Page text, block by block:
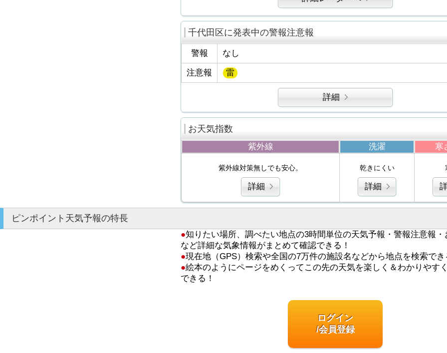
千代田区に発表中の警報注意報
警報 なし
注意報 雷
詳細
お天気指数
紫外線 洗濯 寒
紫外線対策無しでも安心。
詳細
乾きにくい
詳細
ピンポイント天気予報の特長
●知りたい場所、調べたい地点の3時間単位の天気予報・警報注意報・
など詳細な気象情報がまとめて確認できる！
●現在地（GPS）検索や全国の7万件の施設名などから地点を検索でき
●絵本のようにページをめくってこの先の天気を楽しく＆わかりやす
できる！
ログイン
/会員登録